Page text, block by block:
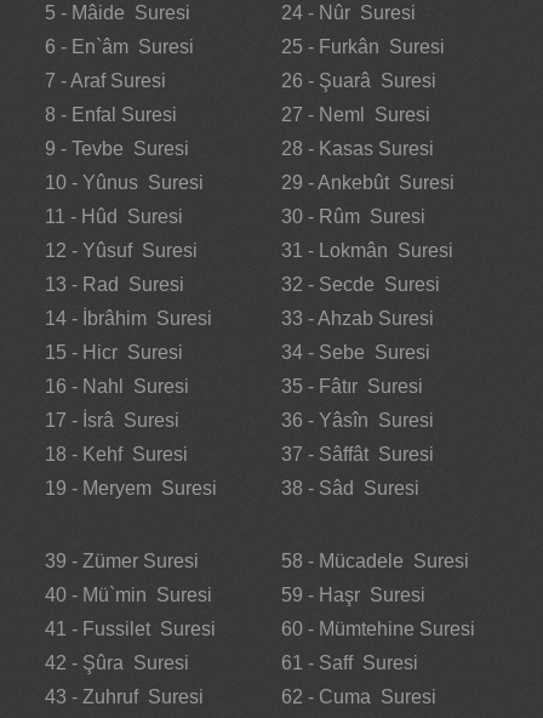
5 - Mâide Suresi
6 - En`âm Suresi
7 - Araf Suresi
8 - Enfal Suresi
9 - Tevbe Suresi
10 - Yûnus Suresi
11 - Hûd Suresi
12 - Yûsuf Suresi
13 - Rad Suresi
14 - İbrâhim Suresi
15 - Hicr Suresi
16 - Nahl Suresi
17 - İsrâ Suresi
18 - Kehf Suresi
19 - Meryem Suresi
24 - Nûr Suresi
25 - Furkân Suresi
26 - Şuarâ Suresi
27 - Neml Suresi
28 - Kasas Suresi
29 - Ankebût Suresi
30 - Rûm Suresi
31 - Lokmân Suresi
32 - Secde Suresi
33 - Ahzab Suresi
34 - Sebe Suresi
35 - Fâtır Suresi
36 - Yâsîn Suresi
37 - Sâffât Suresi
38 - Sâd Suresi
39 - Zümer Suresi
40 - Mü`min Suresi
41 - Fussilet Suresi
42 - Şûra Suresi
43 - Zuhruf Suresi
58 - Mücadele Suresi
59 - Haşr Suresi
60 - Mümtehine Suresi
61 - Saff Suresi
62 - Cuma Suresi